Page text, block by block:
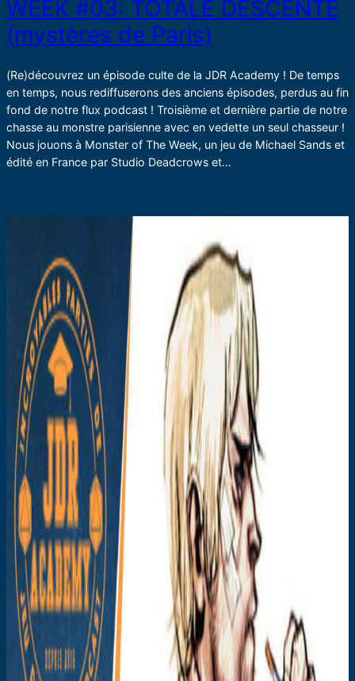
WEEK #03: TOTALE DESCENTE
(mystères de Paris)
(Re)découvrez un épisode culte de la JDR Academy ! De temps
en temps, nous rediffuserons des anciens épisodes, perdus au fin
fond de notre flux podcast ! Troisième et dernière partie de notre
chasse au monstre parisienne avec en vedette un seul chasseur !
Nous jouons à Monster of The Week, un jeu de Michael Sands et
édité en France par Studio Deadcrows et…